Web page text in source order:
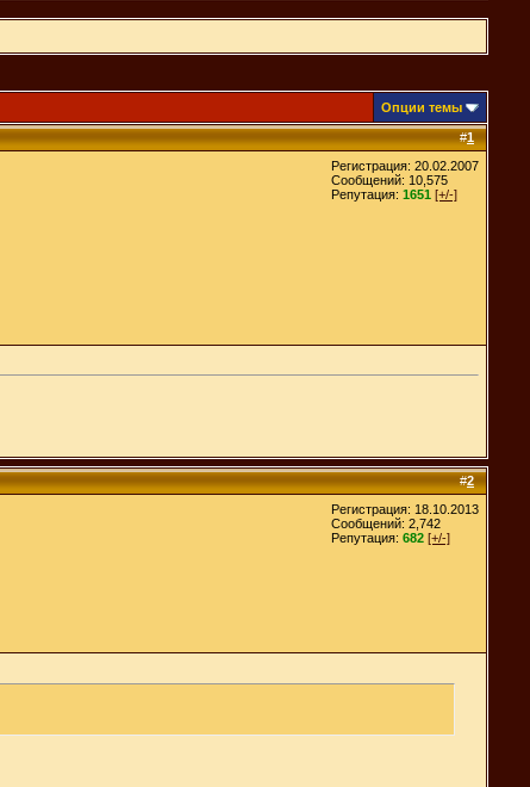
Опции темы
#1
Регистрация: 20.02.2007
Сообщений: 10,575
Репутация: 1651 [+/-]
#2
Регистрация: 18.10.2013
Сообщений: 2,742
Репутация: 682 [+/-]